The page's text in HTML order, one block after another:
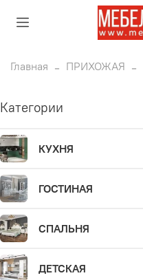
Главная ПРИХОЖАЯ
Категории
КУХНЯ
ГОСТИНАЯ
СПАЛЬНЯ
ДЕТСКАЯ